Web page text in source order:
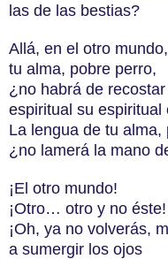
las de las bestias?
Allá, en el otro mundo,
tu alma, pobre perro,
¿no habrá de
espiritual su espiritual
La lengua de tu alma,
¿no lamerá la mano
¡El otro mundo!
¡Otro… otro y no éste!
¡Oh, ya no volverás,
a sumergir los ojos